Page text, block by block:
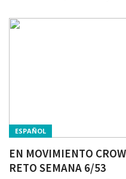
ESPAÑOL
EN MOVIMIENTO
RETO SEMANA 6/53